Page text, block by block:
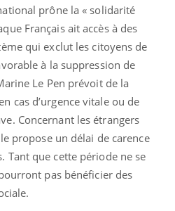
prône la « solidarité
Français ait accès à des
qui exclut les citoyens de
à la suppression de
Le Pen prévoit de la
cas d’urgence vitale ou de
Concernant les étrangers
propose un délai de carence
Tant que cette période ne se
pas bénéficier des